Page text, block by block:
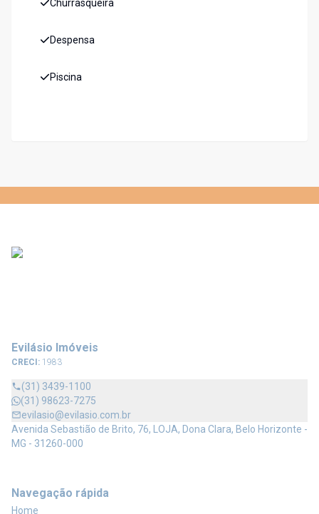
Churrasqueira
Despensa
Piscina
Evilásio Imóveis
CRECI: 1983
(31) 3439-1100
(31) 98623-7275
evilasio@evilasio.com.br
Avenida Sebastião de Brito, 76, LOJA, Dona Clara, Belo Horizonte -
MG - 31260-000
Navegação rápida
Home